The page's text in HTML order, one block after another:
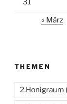
31
« März
THEMEN
2.Honigraum